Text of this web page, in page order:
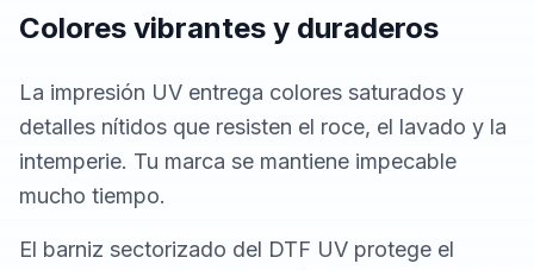
Colores vibrantes y duraderos
La impresión UV entrega colores saturados y
detalles nítidos que resisten el roce, el lavado y la
intemperie. Tu marca se mantiene impecable
mucho tiempo.
El barniz sectorizado del DTF UV protege el